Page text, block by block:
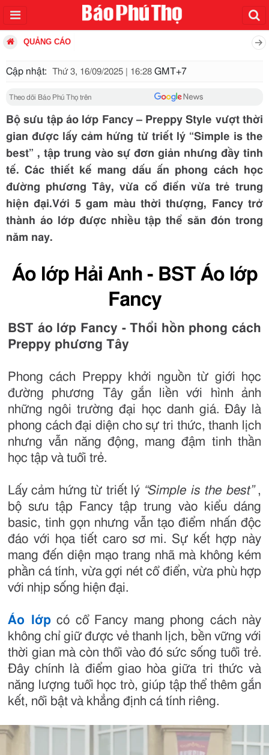
QUẢNG CÁO
Cập nhật: Thứ 3, 16/09/2025 | 16:28 GMT+7
Theo dõi Báo Phú Thọ trên
Bộ sưu tập áo lớp Fancy – Preppy Style vượt thời
gian được lấy cảm hứng từ triết lý “Simple is the
best” , tập trung vào sự đơn giản nhưng đầy tinh
tế. Các thiết kế mang dấu ấn phong cách học
đường phương Tây, vừa cổ điển vừa trẻ trung
hiện đại.Với 5 gam màu thời thượng, Fancy trở
thành áo lớp được nhiều tập thể săn đón trong
năm nay.
Áo lớp Hải Anh - BST Áo lớp
Fancy
BST áo lớp Fancy - Thổi hồn phong cách
Preppy phương Tây
Phong cách Preppy khởi nguồn từ giới học
đường phương Tây gắn liền với hình ảnh
những ngôi trường đại học danh giá. Đây là
phong cách đại diện cho sự tri thức, thanh lịch
nhưng vẫn năng động, mang đậm tinh thần
học tập và tuổi trẻ.
Lấy cảm hứng từ triết lý “Simple is the best”,
bộ sưu tập Fancy tập trung vào kiểu dáng
basic, tinh gọn nhưng vẫn tạo điểm nhấn độc
đáo với họa tiết caro sơ mi. Sự kết hợp này
mang đến diện mạo trang nhã mà không kém
phần cá tính, vừa gợi nét cổ điển, vừa phù hợp
với nhịp sống hiện đại.
Áo lớpcó cổ Fancy mang phong cách này
không chỉ giữ được vẻ thanh lịch, bền vững với
thời gian mà còn thổi vào đó sức sống tuổi trẻ.
Đây chính là điểm giao hòa giữa tri thức và
năng lượng tuổi học trò, giúp tập thể thêm gắn
kết, nổi bật và khẳng định cá tính riêng.